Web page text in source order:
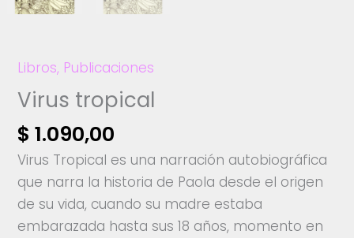
Libros, Publicaciones
Virus tropical
$ 1.090,00
Virus Tropical es una narración autobiográfica
que narra la historia de Paola desde el origen
de su vida, cuando su madre estaba
embarazada hasta sus 18 años, momento en